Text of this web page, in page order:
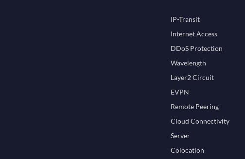
IP-Transit
Internet Access
DDoS Protection
Wavelength
Layer2 Circuit
EVPN
Remote Peering
Cloud Connectivity
Server
Colocation